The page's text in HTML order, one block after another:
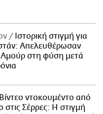
Ιστορική στιγμή για
Απελευθέρωσαν
Αμούρ στη φύση μετά
ντοκουμέντο από
στις Σέρρες: Η στιγμή